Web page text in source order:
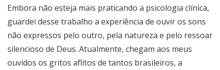
Embora não esteja mais praticando a psicologia clínica,
guardei desse trabalho a experiência de ouvir os sons
não expressos pelo outro, pela natureza e pelo ressoar
silencioso de Deus. Atualmente, chegam aos meus
ouvidos os gritos aflitos de tantos brasileiros, a